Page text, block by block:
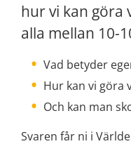
hur vi kan göra
alla mellan 10-
Vad betyder
Hur kan vi göra
Och kan man
Svaren får ni i